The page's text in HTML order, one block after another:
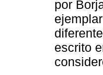
por
escrito